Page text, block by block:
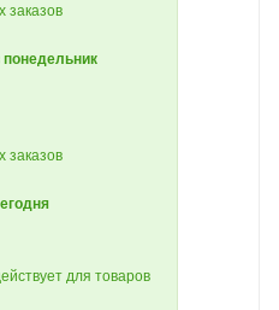
заказов
заказов
для товаров